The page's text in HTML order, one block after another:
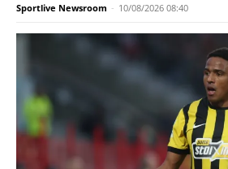
Sportlive Newsroom - 10/08/2026 08:40